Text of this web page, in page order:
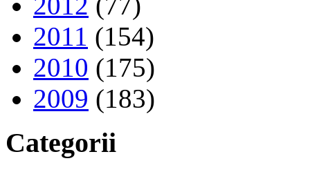
2011 (154)
2010 (175)
2009 (183)
Categorii